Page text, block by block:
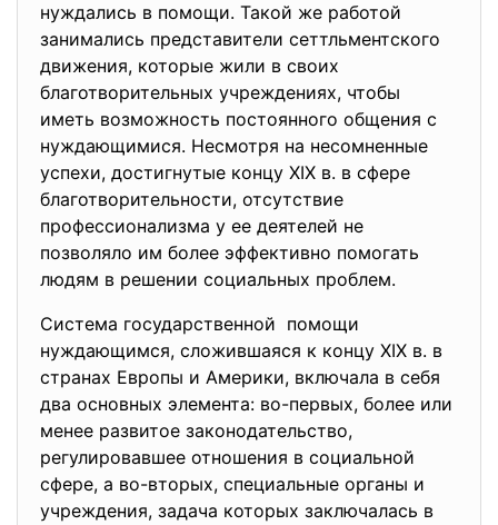
нуждались в помощи. Такой же работой
занимались представители сеттльментского
движения, которые жили в своих
благотворительных учреждениях, чтобы
иметь возможность постоянного общения с
нуждающимися. Несмотря на несомненные
успехи, достигнутые концу XIX в. в сфере
благотворительности, отсутствие
профессионализма у ее деятелей не
позволяло им более эффективно помогать
людям в решении социальных проблем.
Система государственной помощи
нуждающимся, сложившаяся к концу XIX в. в
странах Европы и Америки, включала в себя
два основных элемента: во-первых, более или
менее развитое законодательство,
регулировавшее отношения в социальной
сфере, а во-вторых, специальные органы и
учреждения, задача которых заключалась в